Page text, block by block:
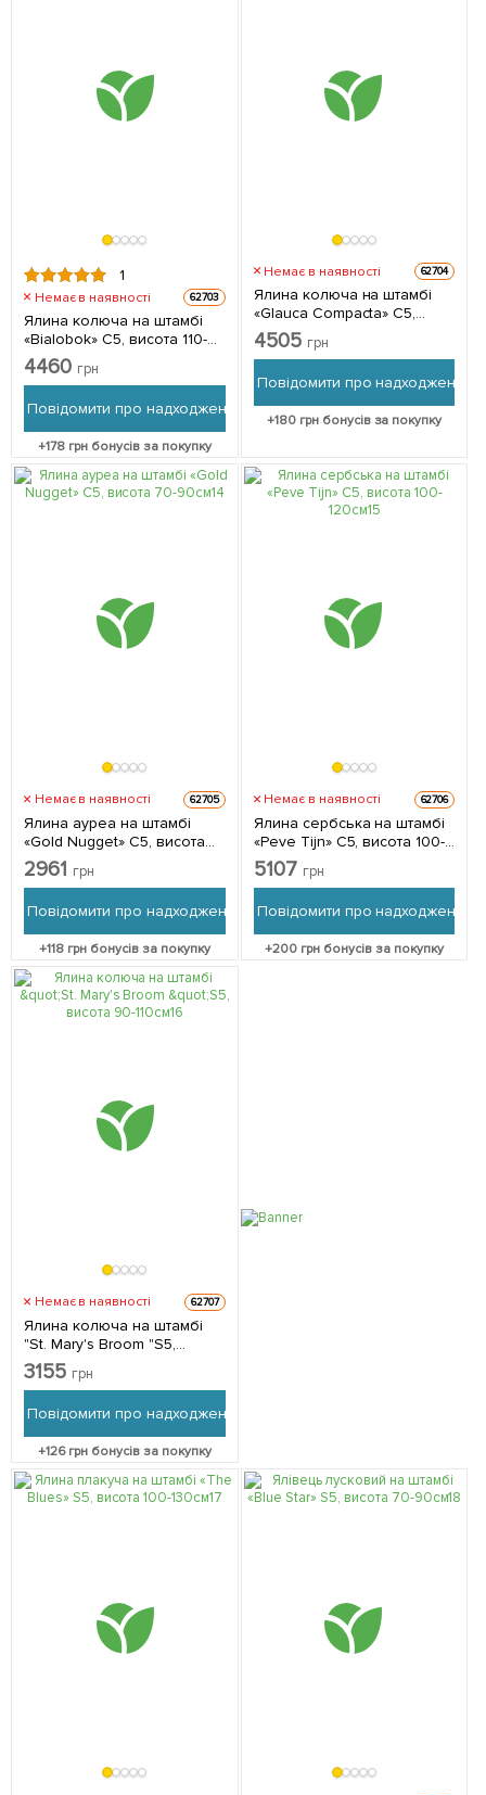
1
Немає в наявності 62703
Ялина колюча на штамбі
«Bialobok» С5, висота 110-
130см 1 саджанець в
упаковці
4460 грн
Повідомити про надходження
+178 грн бонусів за покупку
Немає в наявності 62704
Ялина колюча на штамбі
«Glauca Compacta» С5,
висота 100-120см 1
саджанець в упаковці
4505 грн
Повідомити про надходження
+180грн бонусів за покупку
Немає в наявності 62705
Ялина ауреа на штамбі
«Gold Nugget» С5, висота
70-90см 1 саджанець в
упаковці
2961 грн
Повідомити про надходження
+118 грн бонусів за покупку
Немає в наявності 62706
Ялина сербська на штамбі
«Peve Tijn» С5, висота 100-
120см 1 саджанець в
упаковці
5107 грн
Повідомити про надходження
+200 грн бонусів за покупку
Немає в наявності 62707
Ялина колюча на штамбі
"St. Mary's Broom "S5,
висота 90-110см 1
саджанець в упаковці
3155 грн
Повідомити про надходження
+126грн бонусів за покупку